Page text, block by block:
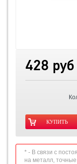
428 руб
* - В связи с
на металл,